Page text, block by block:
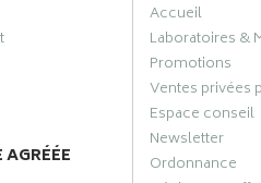
Accueil
Laboratoires &
Promotions
Ventes privées
Espace conseil
Newsletter
Ordonnance